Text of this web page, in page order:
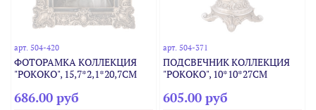
арт.504-420
ФОТОРАМКА КОЛЛЕКЦИЯ
"РОКОКО", 15,7*2,1*20,7CM
686.00 руб
арт. 504-371
ПОДСВЕЧНИК КОЛЛЕКЦИЯ
"РОКОКО", 10*10*27CM
605.00 руб